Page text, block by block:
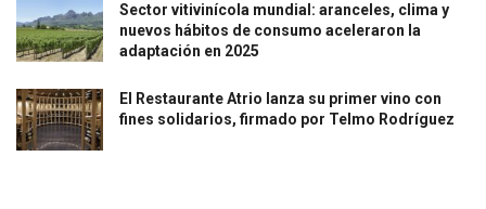
Sector vitivinícola mundial: aranceles, clima y
nuevos hábitos de consumo aceleraron la
adaptación en 2025
El Restaurante Atrio lanza su primer vino con
fines solidarios, firmado por Telmo Rodríguez